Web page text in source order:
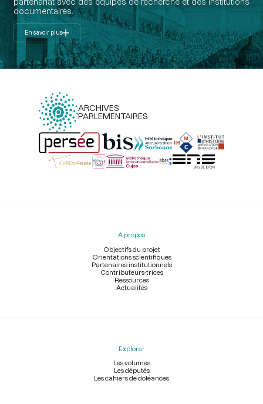
documentaires.
En savoir plus
ARCHIVES
PARLEMENTAIRES
Menu
À propos
Objectifs du projet
Orientations scientifiques
Partenaires institutionnels
Contributeurs-trices
Ressources
Actualités
Explorer
Les volumes
Les députés
Les cahiers de doléances